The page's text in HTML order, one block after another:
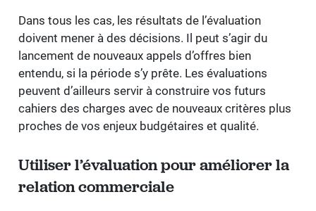
Dans tous les cas, les résultats de l’évaluation
doivent mener à des décisions. Il peut s’agir du
lancement de nouveaux appels d’offres bien
entendu, si la période s’y prête. Les évaluations
peuvent d’ailleurs servir à construire vos futurs
cahiers des charges avec de nouveaux critères plus
proches de vos enjeux budgétaires et qualité.
Utiliser l’évaluation pour améliorer la
relation commerciale